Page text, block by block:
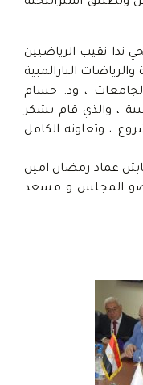
وتطبيق استراتيجية
ندا نقيب الرياضيين
البارالمبية
، ود. حسام
، والذي قام بشكر
، وتعاونه الكامل
عماد رمضان امين
عضو المجلس و مسعد